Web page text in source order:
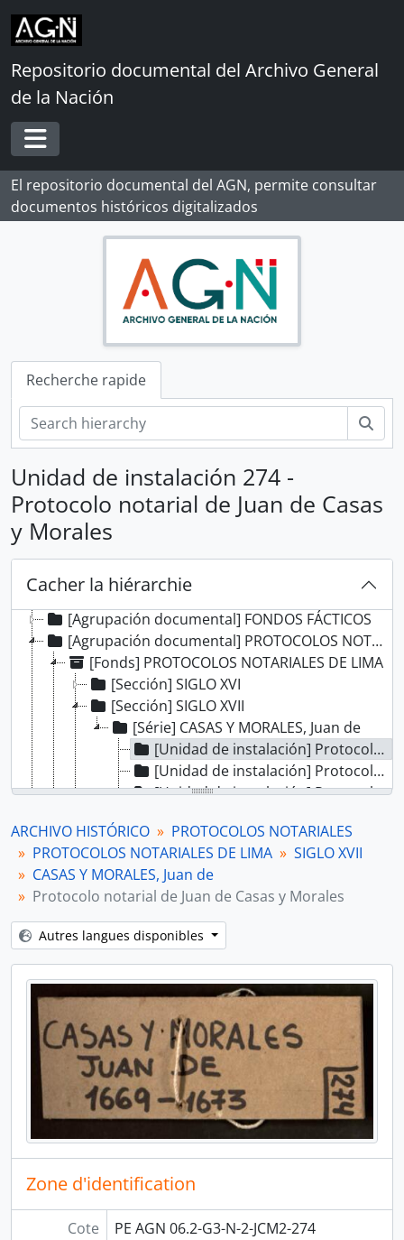
Skip to main content
Repositorio documental del Archivo General
de la Nación
Toggle navigation
El repositorio documental del AGN, permite consultar
documentos históricos digitalizados
Recherche rapide
Unidad de instalación 274 -
Protocolo notarial de Juan de Casas
y Morales
Cacher la hiérarchie
[Record group] ARCHIVO HISTÓRICO
[Agrupación documental] FONDOS INSTITUCIONALES
[Agrupación documental] FONDOS FÁCTICOS
[Agrupación documental] PROTOCOLOS NOTARIALES
[Fonds] PROTOCOLOS NOTARIALES DE LIMA
[Sección] SIGLO XVI
[Sección] SIGLO XVII
[Série] CASAS Y MORALES, Juan de
[Unidad de instalación] Protocolo notarial de Juan de Casas y Morales
[Unidad de instalación] Protocolo notarial de Juan de Casas y Morales
[Unidad de instalación] Protocolo notarial de Juan de Casas y Morales
[Sección] SIGLO XVIII
[Sección] SIGLO XIX
[Fonds] PROTOCOLOS NOTARIALES DE ICA
[Agrupación documental] COLECCIONES
ARCHIVO HISTÓRICO
PROTOCOLOS NOTARIALES
PROTOCOLOS NOTARIALES DE LIMA
SIGLO XVII
CASAS Y MORALES, Juan de
Protocolo notarial de Juan de Casas y Morales
Autres langues disponibles
Zone d'identification
Cote
PE AGN 06.2-G3-N-2-JCM2-274